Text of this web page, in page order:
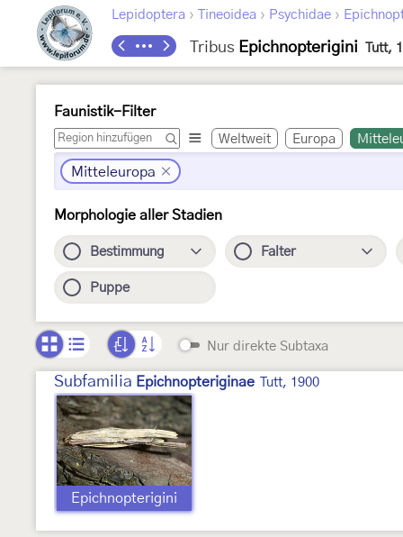
Lepidoptera › Tineoidea › Psychidae ›
Tribus Epichnopterigini Tutt,
Faunistik-Filter
Weltweit Europa
Mitteleuropa
Morphologie aller Stadien
Bestimmung Falter
Puppe
Nur direkte Subtaxa
Subfamilia Epichnopteriginae Tutt, 1900
Epichnopterigini